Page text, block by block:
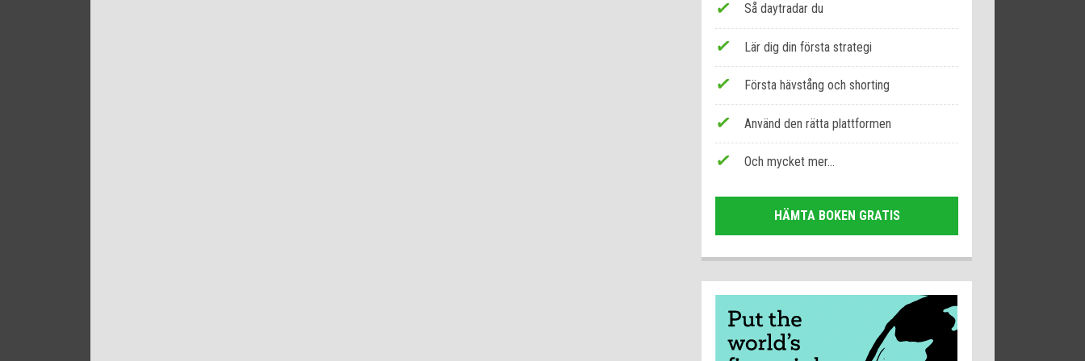
Så daytradar du
Lär dig din första strategi
Första hävstång och shorting
Använd den rätta plattformen
Och mycket mer...
HÄMTA BOKEN GRATIS